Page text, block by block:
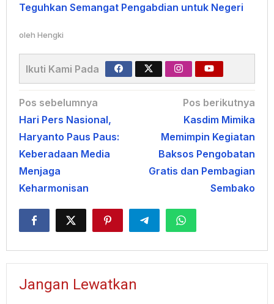
Teguhkan Semangat Pengabdian untuk Negeri
oleh Hengki
Ikuti Kami Pada
Navigasi
pos
Pos sebelumnya
Hari Pers Nasional,
Haryanto Paus Paus:
Keberadaan Media
Menjaga
Keharmonisan
Pos berikutnya
Kasdim Mimika
Memimpin Kegiatan
Baksos Pengobatan
Gratis dan Pembagian
Sembako
Jangan Lewatkan